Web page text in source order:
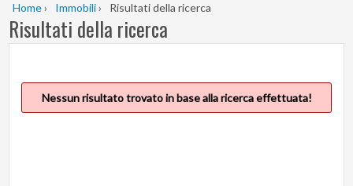
Home› Immobili› Risultati della ricerca
Risultati della ricerca
Nessun risultato trovato in base alla ricerca effettuata!